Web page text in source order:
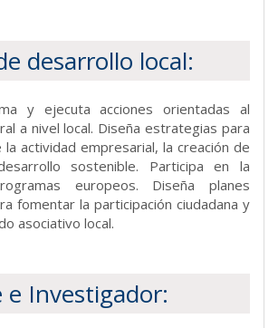
desarrollo local:
y ejecuta acciones orientadas al
a nivel local. Diseña estrategias para
actividad empresarial, la creación de
sostenible. Participa en la
europeos. Diseña planes
fomentar la participación ciudadana y
asociativo local.
e Investigador: